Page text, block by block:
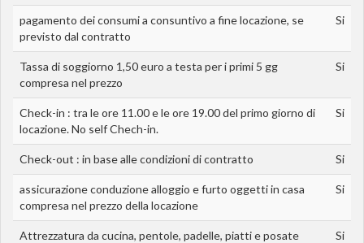
pagamento dei consumi a consuntivo a fine locazione, se
previsto dal contratto
Si
Tassa di soggiorno 1,50 euro a testa per i primi 5 gg
compresa nel prezzo
Si
Check-in : tra le ore 11.00 e le ore 19.00 del primo giorno di
locazione. No self Chech-in.
Si
Check-out : in base alle condizioni di contratto Si
assicurazione conduzione alloggio e furto oggetti in casa
compresa nel prezzo della locazione
Si
Attrezzatura da cucina, pentole, padelle, piatti e posate Si